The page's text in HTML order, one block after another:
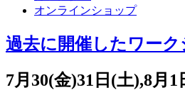
オンラインショップ
過去に開催したワー
7月30(金)31日(土),8月